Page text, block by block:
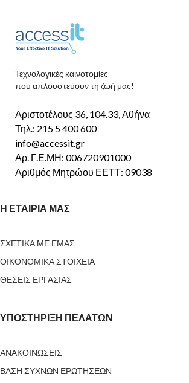
Τεχνολογικές καινοτομίες
που απλουστεύουν τη ζωή μας!
Αριστοτέλους 36, 104.33, Αθήνα
Τηλ.: 215 5 400 600
info@accessit.gr
Αρ. Γ.Ε.ΜΗ: 006720901000
Αριθμός Μητρώου ΕΕΤΤ: 09038
Η ΕΤΑΙΡΙΑ ΜΑΣ
ΣΧΕΤΙΚΑ ΜΕ ΕΜΑΣ
ΟΙΚΟΝΟΜΙΚΑ ΣΤΟΙΧΕΙΑ
ΘΕΣΕΙΣ ΕΡΓΑΣΙΑΣ
ΥΠΟΣΤΗΡΙΞΗ ΠΕΛΑΤΩΝ
ΑΝΑΚΟΙΝΩΣΕΙΣ
ΒΑΣΗ ΣΥΧΝΩΝ ΕΡΩΤΗΣΕΩΝ